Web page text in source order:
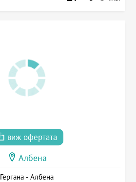
виж офертата
Албена
Гергана - Албена